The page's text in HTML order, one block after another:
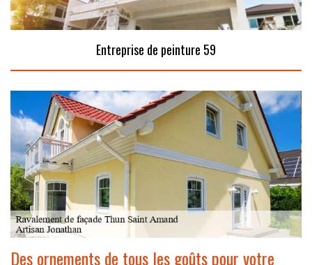
Entreprise de peinture 59
Des ornements de tous les goûts pour votre